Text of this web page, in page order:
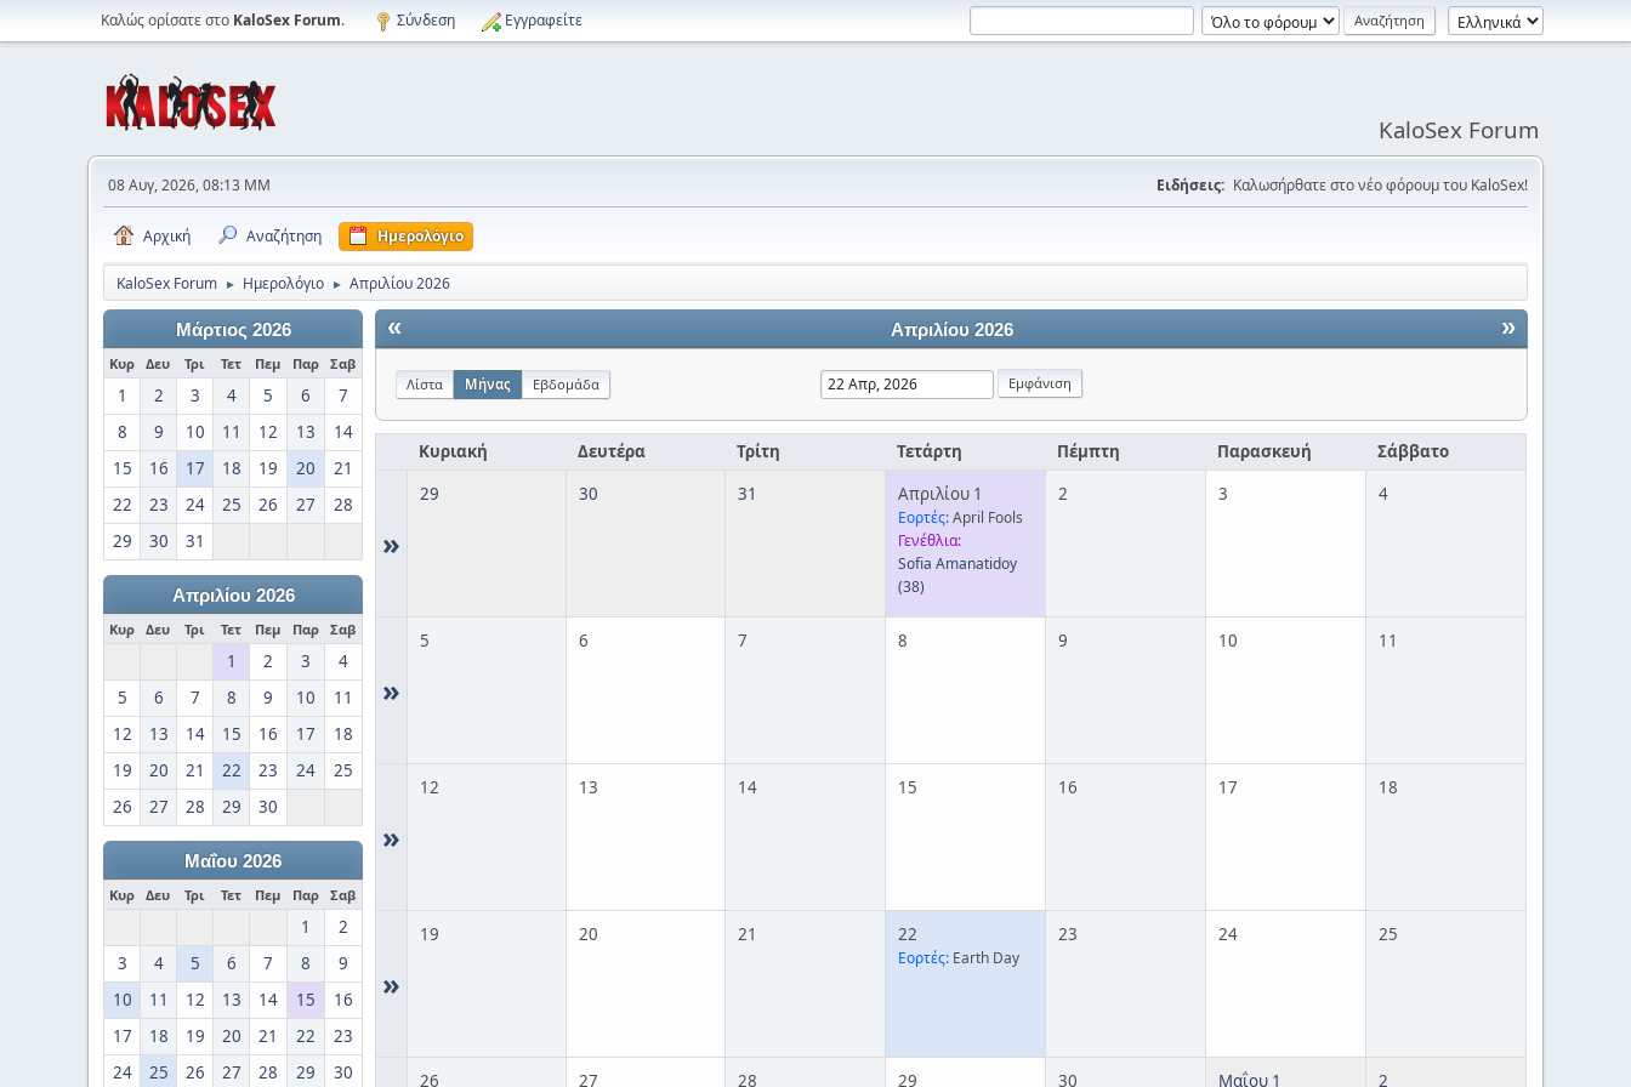
Καλώς ορίσατε στο KaloSex Forum. Σύνδεση Εγγραφείτε
KaloSex Forum
08 Αυγ, 2026, 08:13 ΜΜ Ειδήσεις: Καλωσήρθατε στο νέο φόρουμ του KaloSex!
Αρχική Αναζήτηση Ημερολόγιο
KaloSex Forum ► Ημερολόγιο ► Απριλίου 2026
Μάρτιος 2026
Κυρ Δευ Τρι Τετ Πεμ Παρ Σαβ
1 2 3 4 5 6
7
8
9 10 11 12 13
14
15
16 17 18 19 20
21
22
23 24 25 26 27
28
29
30 31
Απριλίου 2026
Κυρ Δευ Τρι Τετ Πεμ Παρ Σαβ
1 2 3
4
5
6 7 8 9 10
11
12
13 14 15 16 17
18
19
20 21 22 23 24
25
26
27 28 29 30
Μαΐου 2026
Κυρ Δευ Τρι Τετ Πεμ Παρ Σαβ
1
2
3
4 5 6 7 8
9
10
11 12 13 14 15
16
17
18 19 20 21 22
23
24
25 26 27 28 29 30
« »
Απριλίου 2026
Λίστα Μήνας Εβδομάδα
Κυριακή Δευτέρα Τρίτη Τετάρτη Πέμπτη Παρασκευή Σάββατο
»
29 30 31 Απριλίου 1
Εορτές:April Fools
Γενέθλια:
Sofia Amanatidoy
(38)
2 3 4
»
5 6 7 8 9 10 11
»
12 13 14 15 16 17 18
»
19 20 21 22
Εορτές: Earth Day
23 24 25
26 27 28 29 30 Μαΐου 1 2